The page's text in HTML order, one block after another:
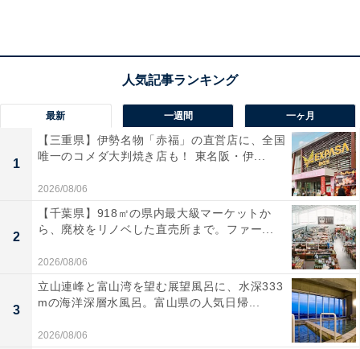
所在地：福島県福島市飯坂町西滝ノ町27
り）／福島飯坂ICより車で約10分
料金
大人1名（参考価格）：2万3000円
※料金は公式Webサイト参考価格
※プラン・部屋により価格は変動します
チェックイン・チェックアウト
チェックイン：15:00
チェックアウト：10:00
最新 一週間 一ヶ月
1
【三重県】伊勢名物「赤福」の直営店に、全国
唯一のコメダ大判焼き店も！ 東名阪・伊...
2026/08/06
2
【千葉県】918㎡の県内最大級マーケットか
ら、廃校をリノベした直売所まで。ファー...
2026/08/06
3
立山連峰と富山湾を望む展望風呂に、水深333
mの海洋深層水風呂。富山県の人気日帰...
2026/08/06